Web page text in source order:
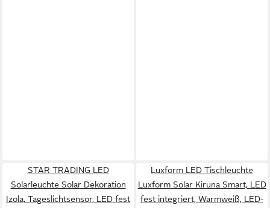
STAR TRADING LED
Solarleuchte Solar Dekoration
Izola, Tageslichtsensor, LED fest
Luxform LED Tischleuchte
Luxform Solar Kiruna Smart, LED
fest integriert, Warmweiß, LED-